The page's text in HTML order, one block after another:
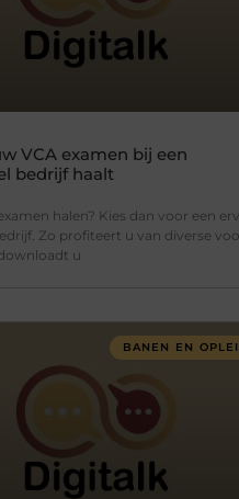
VCA examen bij een
bedrijf haalt
halen? Kies dan voor een
Zo profiteert u van diverse
u
BANEN EN